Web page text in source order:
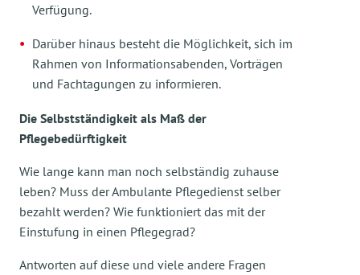
Verfügung.
Darüber hinaus besteht die Möglichkeit, sich im
Rahmen von Informationsabenden, Vorträgen
und Fachtagungen zu informieren.
Die Selbstständigkeit als Maß der
Pflegebedürftigkeit
Wie lange kann man noch selbständig zuhause
leben? Muss der Ambulante Pflegedienst selber
bezahlt werden? Wie funktioniert das mit der
Einstufung in einen Pflegegrad?
Antworten auf diese und viele andere Fragen